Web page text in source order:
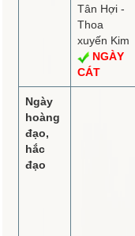
Tân Hợi -
Thoa
xuyến Kim
NGÀY
CÁT
Ngày
hoàng
đạo,
hắc
đạo